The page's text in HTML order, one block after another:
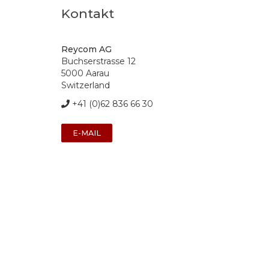
Kontakt
Reycom AG
Buchserstrasse 12
5000 Aarau
Switzerland
+41 (0)62 836 66 30
E-MAIL